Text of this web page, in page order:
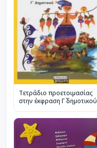
Τετράδιο προετοιμασίας
στην έκφραση Γ΄ δημοτικού